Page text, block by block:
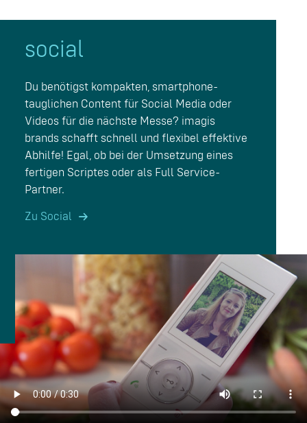
social
Du benötigst kompakten, smartphone-
tauglichen Content für Social Media oder
Videos für die nächste Messe? imagis
brands schafft schnell und flexibel effektive
Abhilfe! Egal, ob bei der Umsetzung eines
fertigen Scriptes oder als Full Service-
Partner.
Zu Social